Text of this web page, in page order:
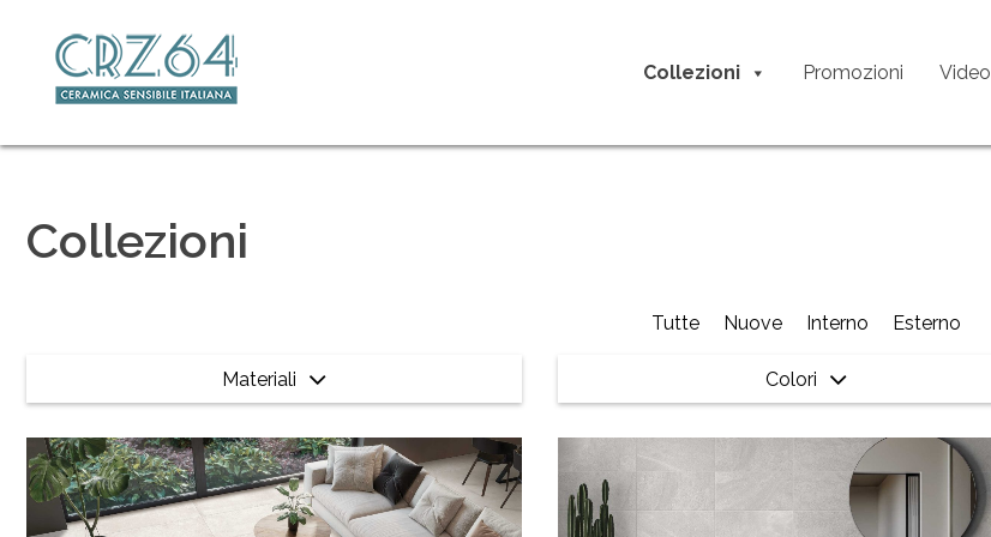
Collezioni Promozioni Video
Collezioni
Tutte Nuove Interno Esterno
Materiali Colori